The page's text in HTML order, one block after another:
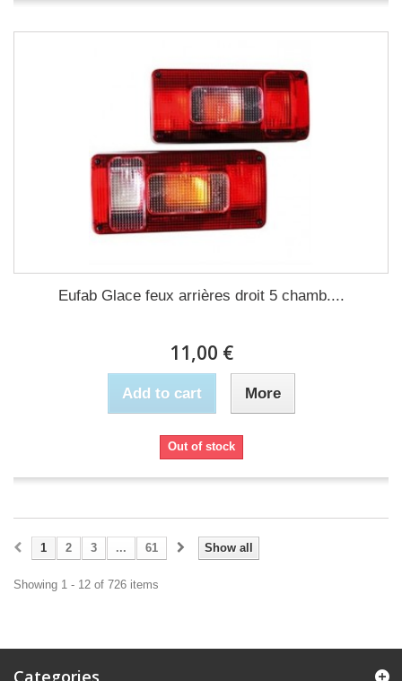
Eufab Glace feux arrières droit 5 chamb....
11,00 €
Add to cart More
Out of stock
Show all
1 2 3 ... 61
Showing 1 - 12 of 726 items
Categories